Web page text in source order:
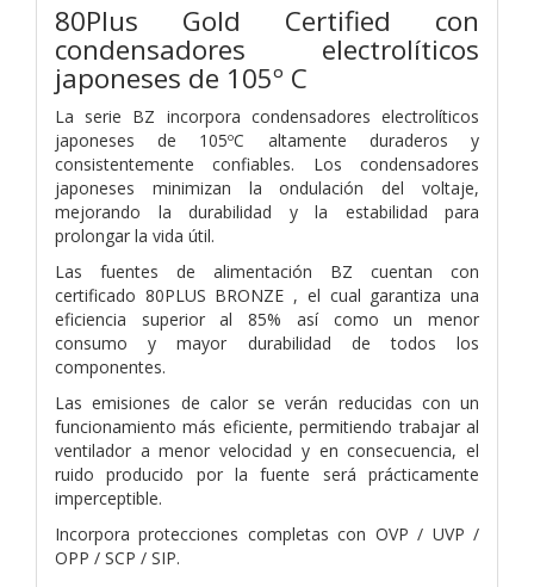
80Plus Gold Certified con
condensadores electrolíticos
japoneses de 105º C
La serie BZ incorpora condensadores electrolíticos
japoneses de 105ºC altamente duraderos y
consistentemente confiables. Los condensadores
japoneses minimizan la ondulación del voltaje,
mejorando la durabilidad y la estabilidad para
prolongar la vida útil.
Las fuentes de alimentación BZ cuentan con
certificado 80PLUS BRONZE , el cual garantiza una
eficiencia superior al 85% así como un menor
consumo y mayor durabilidad de todos los
componentes.
Las emisiones de calor se verán reducidas con un
funcionamiento más eficiente, permitiendo trabajar al
ventilador a menor velocidad y en consecuencia, el
ruido producido por la fuente será prácticamente
imperceptible.
Incorpora protecciones completas con OVP / UVP /
OPP / SCP / SIP.